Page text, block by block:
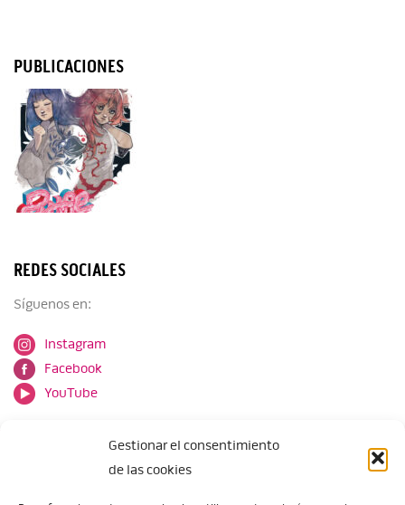
Gestionar el consentimiento
de las cookies
PUBLICACIONES
REDES SOCIALES
Síguenos en:
Instagram
Facebook
YouTube